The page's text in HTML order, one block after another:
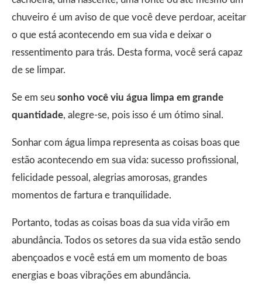
chuveiro é um aviso de que você deve perdoar, aceitar
o que está acontecendo em sua vida e deixar o
ressentimento para trás. Desta forma, você será capaz
de se limpar.
Se em seu sonho você viu água limpa em grande
quantidade, alegre-se, pois isso é um ótimo sinal.
Sonhar com água limpa representa as coisas boas que
estão acontecendo em sua vida: sucesso profissional,
felicidade pessoal, alegrias amorosas, grandes
momentos de fartura e tranquilidade.
Portanto, todas as coisas boas da sua vida virão em
abundância. Todos os setores da sua vida estão sendo
abençoados e você está em um momento de boas
energias e boas vibrações em abundância.